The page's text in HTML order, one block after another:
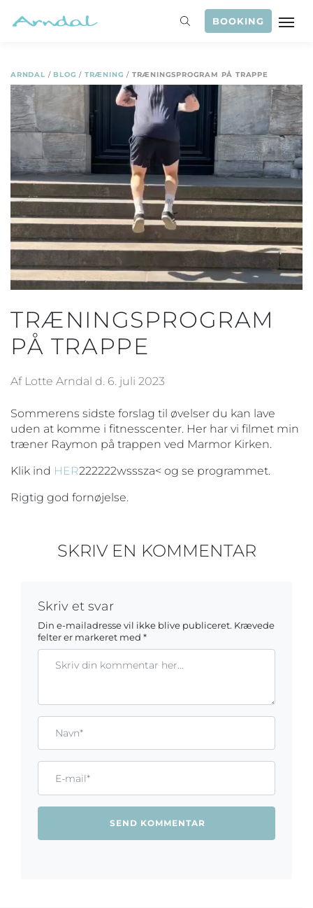
BOOKING
ARNDAL / BLOG / TRÆNING / TRÆNINGSPROGRAM PÅ TRAPPE
TRÆNINGSPROGRAM
PÅ TRAPPE
Af Lotte Arndal d. 6. juli 2023
Sommerens sidste forslag til øvelser du kan lave
uden at komme i fitnesscenter. Her har vi filmet min
træner Raymon på trappen ved Marmor Kirken.
Klik ind HER222222wsssza< og se programmet.
Rigtig god fornøjelse.
SKRIV EN KOMMENTAR
Skriv et svar
Din e-mailadresse vil ikke blive publiceret. Krævede
felter er markeret med *